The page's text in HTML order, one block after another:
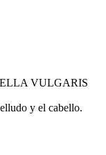
VULGARIS
y el cabello.